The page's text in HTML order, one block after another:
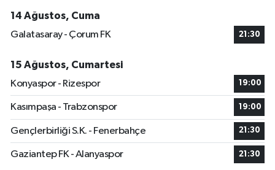
14 Ağustos, Cuma
Galatasaray - Çorum FK
21:30
15 Ağustos, Cumartesi
Konyaspor - Rizespor
19:00
Kasımpaşa - Trabzonspor 19:00
Gençlerbirliği S.K. - Fenerbahçe 21:30
Gaziantep FK - Alanyaspor 21:30